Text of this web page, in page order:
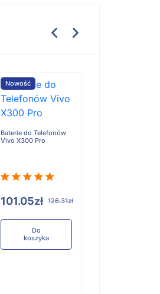
Nowość
Baterie do Telefonów
Vivo X300 Pro
101.05zł 126.31zł
Do
koszyka